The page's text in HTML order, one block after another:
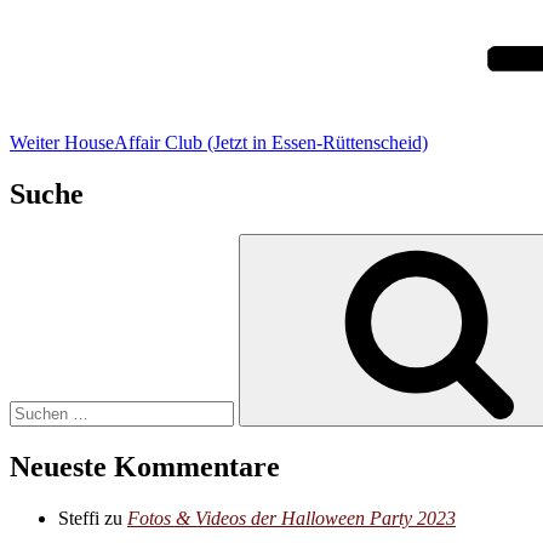
Weiter HouseAffair Club (Jetzt in Essen-Rüttenscheid)
Suche
Neueste Kommentare
Steffi zu Fotos & Videos der Halloween Party 2023